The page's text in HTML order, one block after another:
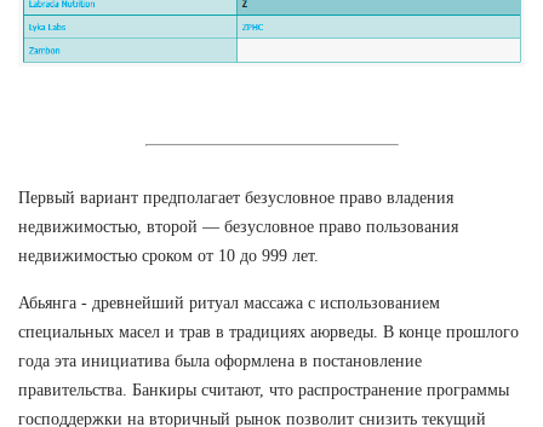
Первый вариант предполагает безусловное право владения
недвижимостью, второй — безусловное право пользования
недвижимостью сроком от 10 до 999 лет.
Абьянга - древнейший ритуал массажа с использованием
специальных масел и трав в традициях аюрведы. В конце прошлого
года эта инициатива была оформлена в постановление
правительства. Банкиры считают, что распространение программы
господдержки на вторичный рынок позволит снизить текущий